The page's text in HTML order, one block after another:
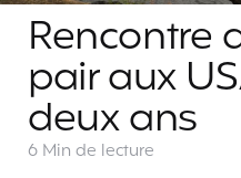
Rencontre
pair aux
deux ans
6 Min de lecture